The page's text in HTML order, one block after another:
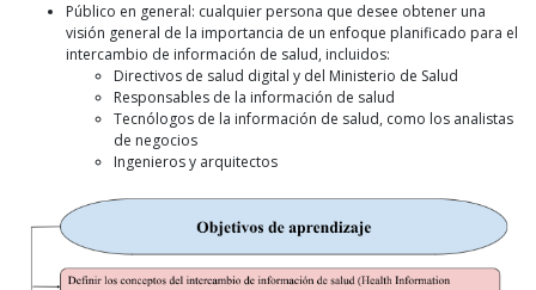
Público en general: cualquier persona que desee obtener una
visión general de la importancia de un enfoque planificado para el
intercambio de información de salud, incluidos:
Directivos de salud digital y del Ministerio de Salud
Responsables de la información de salud
Tecnólogos de la información de salud, como los analistas
de negocios
Ingenieros y arquitectos